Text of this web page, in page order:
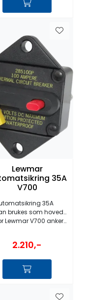
Lewmar
35A
V700
35A
brukes som hovedbryter
Lewmar V700 ankervinsj
2.210,-